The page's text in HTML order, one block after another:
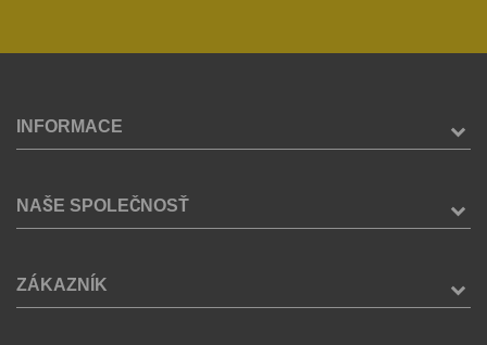
INFORMACE
NAŠE SPOLEČNOSŤ
ZÁKAZNÍK